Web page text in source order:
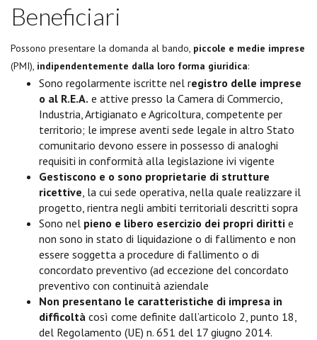
Beneficiari
Possono presentare la domanda al bando, piccole e medie imprese
(PMI), indipendentemente dalla loro forma giuridica:
Sono regolarmente iscritte nel registro delle imprese
o al R.E.A. e attive presso la Camera di Commercio,
Industria, Artigianato e Agricoltura, competente per
territorio; le imprese aventi sede legale in altro Stato
comunitario devono essere in possesso di analoghi
requisiti in conformità alla legislazione ivi vigente
Gestiscono e o sono proprietarie di strutture
ricettive , la cui sede operativa, nella quale realizzare il
progetto, rientra negli ambiti territoriali descritti sopra
Sono nel pieno e libero esercizio dei propri diritti e
non sono in stato di liquidazione o di fallimento e non
essere soggetta a procedure di fallimento o di
concordato preventivo (ad eccezione del concordato
preventivo con continuità aziendale
Non presentano le caratteristiche di impresa in
difficoltà così come definite dall’articolo 2, punto 18,
del Regolamento (UE) n. 651 del 17 giugno 2014.